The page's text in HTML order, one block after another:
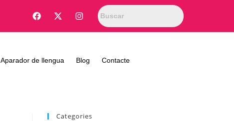
Aparador de llengua Blog Contacte
Categories